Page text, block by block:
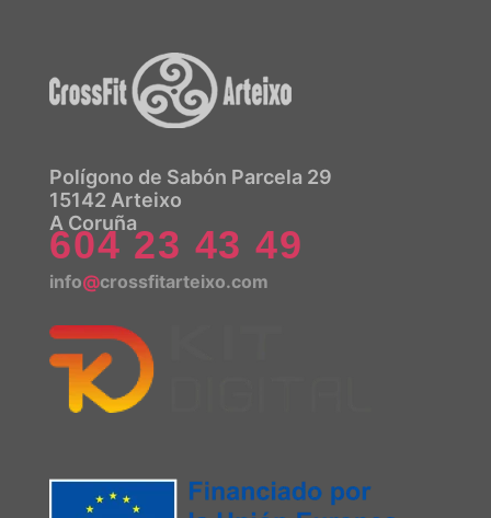
Polígono de Sabón Parcela 29
15142 Arteixo
A Coruña
604 23 43 49
info@crossfitarteixo.com